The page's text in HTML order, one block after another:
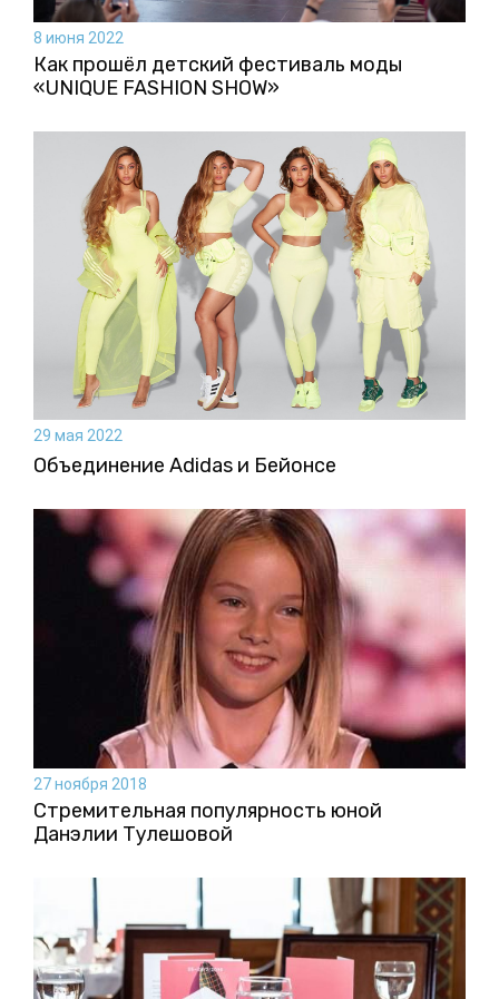
8 июня 2022
Как прошёл детский фестиваль моды
«UNIQUE FASHION SHOW»
29 мая 2022
Объединение Adidas и Бейонсе
27 ноября 2018
Стремительная популярность юной
Данэлии Тулешовой